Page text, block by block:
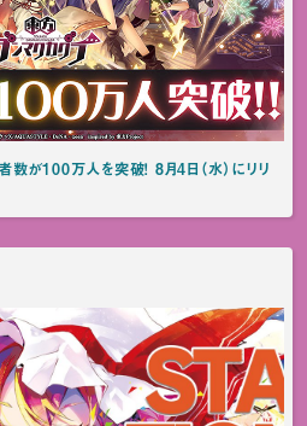
数が100万人を突破！ 8月4日（水）にリリ